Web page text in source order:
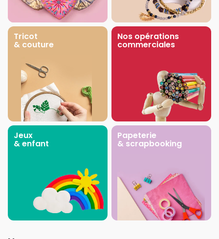
Tricot
& couture
Nos opérations
commerciales
Jeux
& enfant
Papeterie
& scrapbooking